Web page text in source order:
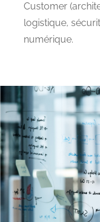
Customer
logistique,
numérique.